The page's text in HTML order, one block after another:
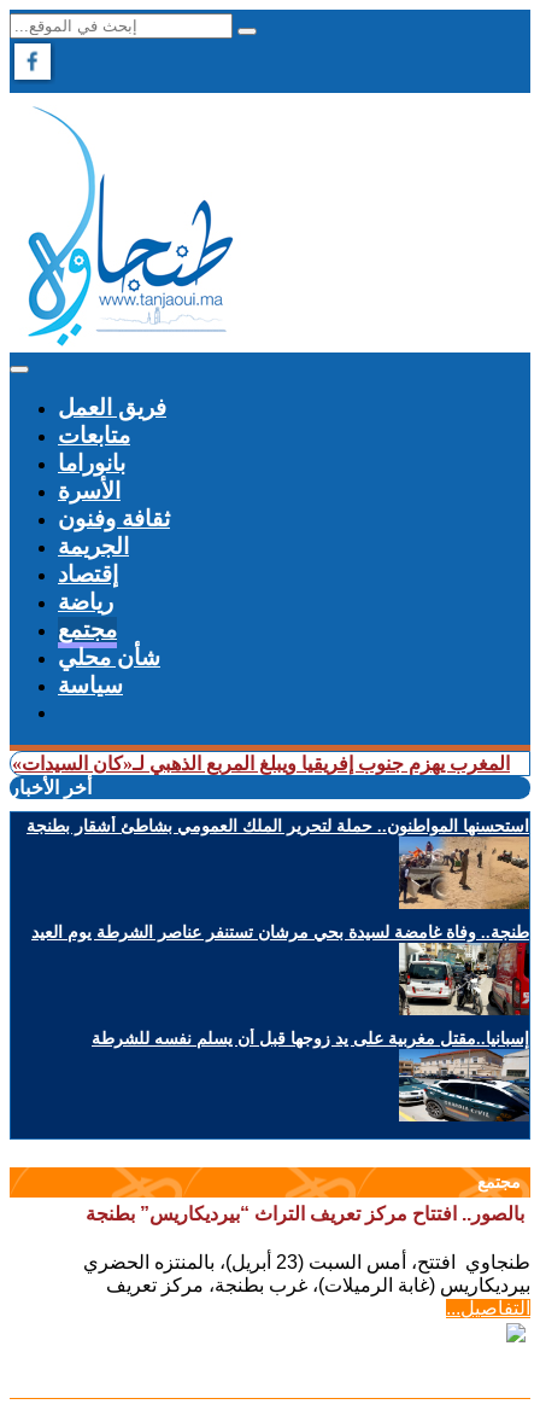
فريق العمل
متابعات
بانوراما
الأسرة
ثقافة وفنون
الجريمة
إقتصاد
رياضة
مجتمع
شأن محلي
سياسة
يهزم جنوب إفريقيا ويبلغ المربع الذهبي لـ«كان السيدات»
+
أخر الأخبار
استحسنها المواطنون.. حملة لتحرير الملك العمومي بشاطئ أشقار بطنجة
طنجة.. وفاة غامضة لسيدة بحي مرشان تستنفر عناصر الشرطة يوم العيد
إسبانيا..مقتل مغربية على يد زوجها قبل أن يسلم نفسه للشرطة
مجتمع
بالصور.. افتتاح مركز تعريف التراث “بيرديكاريس” بطنجة
طنجاوي افتتح، أمس السبت (23 أبريل)، بالمنتزه الحضري
بيرديكاريس (غابة الرميلات)، غرب بطنجة، مركز تعريف
التفاصيل...